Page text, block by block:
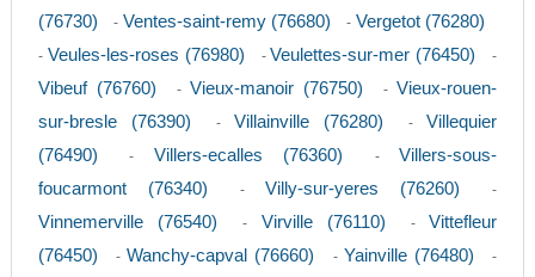
(76730)
- Ventes-saint-remy (76680) - Vergetot (76280)
- Veules-les-roses (76980) - Veulettes-sur-mer (76450) -
Vibeuf (76760) - Vieux-manoir (76750) - Vieux-rouen-
sur-bresle (76390)
- Villainville (76280) - Villequier
(76490)
- Villers-ecalles (76360) - Villers-sous-
foucarmont (76340)
- Villy-sur-yeres (76260) -
Vinnemerville (76540) - Virville (76110) - Vittefleur
(76450)
-Wanchy-capval (76660) - Yainville (76480) -